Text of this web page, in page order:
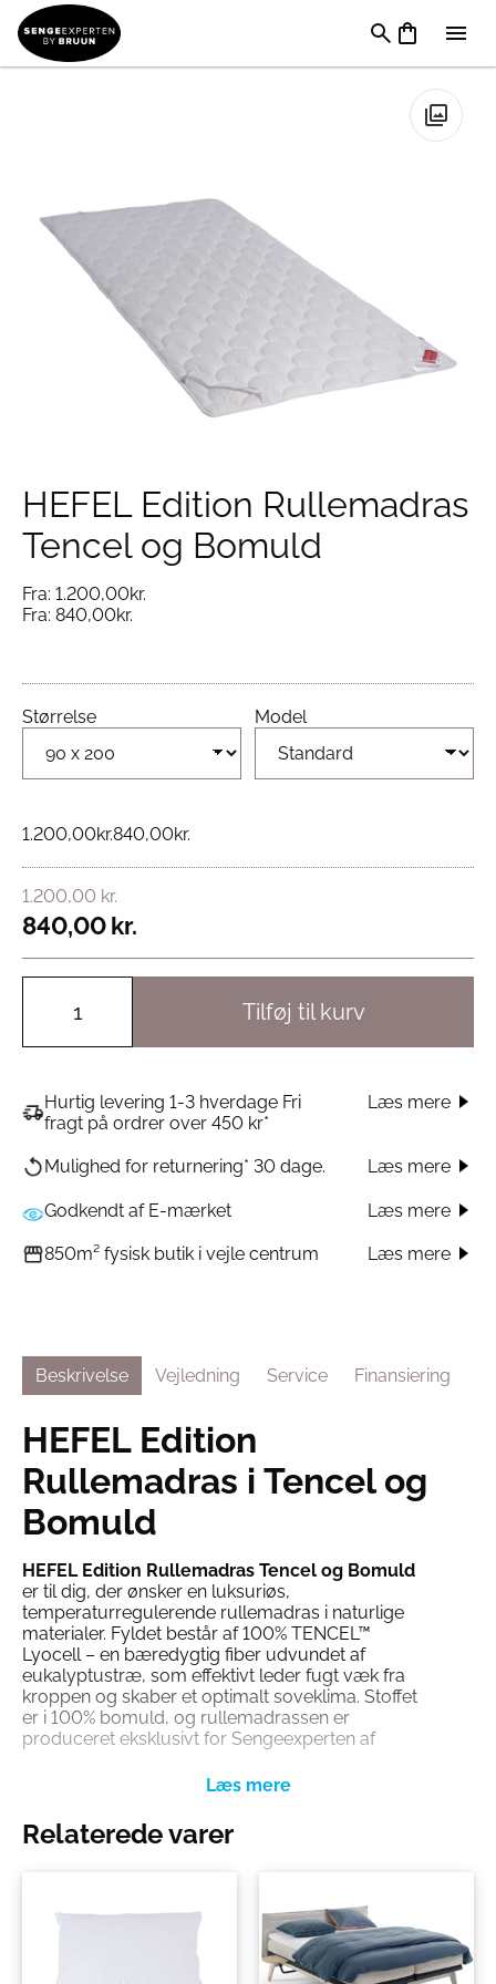
TILBUD → FØDSELSDAG
HEFEL Edition
Rullemadras Tencel og Bomuld
🔍
HEFEL Edition Rullemadras
Tencel og Bomuld
Fra: 1.200,00kr.
Fra: 840,00kr.
Størrelse Model
1.200,00kr.840,00kr.
1.200,00 kr.
840,00kr.
Tilføj til kurv
Hurtig levering 1-3 hverdage Fri
fragt på ordrer over 450 kr*
Læs mere
Mulighed for returnering* 30 dage. Læs mere
Godkendt af E-mærket Læs mere
850m² fysisk butik i vejle centrum Læs mere
Beskrivelse Vejledning Service Finansiering
HEFEL Edition
Rullemadras i Tencel og
Bomuld
HEFEL Edition Rullemadras Tencel og Bomuld
er til dig, der ønsker en luksuriøs,
temperaturregulerende rullemadras i naturlige
materialer. Fyldet består af 100% TENCEL™
Lyocell – en bæredygtig fiber udvundet af
eukalyptustræ, som effektivt leder fugt væk fra
kroppen og skaber et optimalt soveklima. Stoffet
er i 100% bomuld, og rullemadrassen er
produceret eksklusivt for Sengeexperten af
specialister i tekstilprodukter til søvn.
Derfor Skal Du Vælge HEFEL Edition
Rullemadras Tencel og Bomuld
Fyld af 100% TENCEL™ Lyocell:
Temperaturregulerende og
fugttransporterende.
Relaterede varer